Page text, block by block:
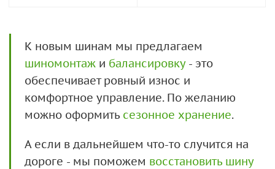
К новым шинам мы предлагаем
шиномонтаж и балансировку- это
обеспечивает ровный износ и
комфортное управление. По желанию
можно оформить сезонное хранение.
А если в дальнейшем что-то случится на
дороге - мы поможем восстановить шину